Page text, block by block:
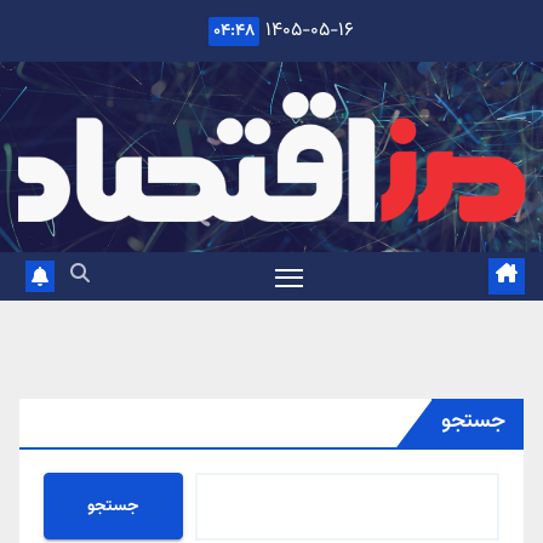
content
۱۴۰۵-۰۵-۱۶ ۰۴:۴۸
جستجو
جستجو